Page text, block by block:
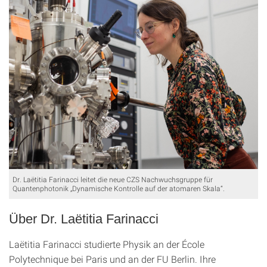
Dr. Laëtitia Farinacci leitet die neue CZS Nachwuchsgruppe für
Quantenphotonik „Dynamische Kontrolle auf der atomaren Skala“.
Über Dr. Laëtitia Farinacci
Laëtitia Farinacci studierte Physik an der École
Polytechnique bei Paris und an der FU Berlin. Ihre